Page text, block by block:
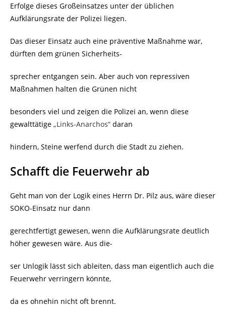
Erfolge dieses Großeinsatzes unter der üblichen
Aufklärungsrate der Polizei liegen.
Das dieser Einsatz auch eine präventive Maßnahme war,
dürften dem grünen Sicherheits-
sprecher entgangen sein. Aber auch von repressiven
Maßnahmen halten die Grünen nicht
besonders viel und zeigen die Polizei an, wenn diese
gewalttätige „Links-Anarchos“ daran
hindern, Steine werfend durch die Stadt zu ziehen.
Schafft die Feuerwehr ab
Geht man von der Logik eines Herrn Dr. Pilz aus, wäre dieser
SOKO-Einsatz nur dann
gerechtfertigt gewesen, wenn die Aufklärungsrate deutlich
höher gewesen wäre. Aus die-
ser Unlogik lässt sich ableiten, dass man eigentlich auch die
Feuerwehr verringern könnte,
da es ohnehin nicht oft brennt.